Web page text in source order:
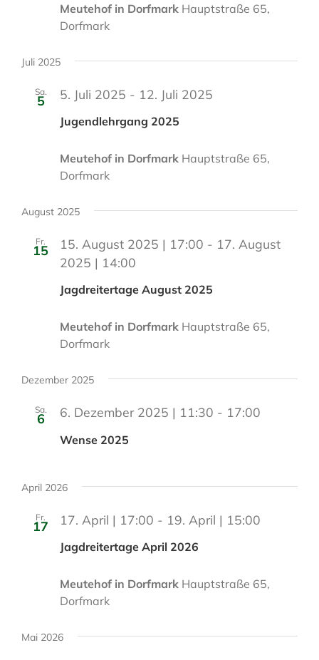
Meutehof in Dorfmark Hauptstraße 65,
Dorfmark
Juli 2025
Sa.
5
Jugendlehrgang 2025
5. Juli 2025 - 12. Juli 2025
Meutehof in Dorfmark Hauptstraße 65,
Dorfmark
August 2025
Fr.
15
Jagdreitertage August 2025
15. August 2025 | 17:00 - 17. August
2025 | 14:00
Meutehof in Dorfmark Hauptstraße 65,
Dorfmark
Dezember 2025
Sa.
6
Wense 2025
6. Dezember 2025 | 11:30 - 17:00
April 2026
Fr.
17
Jagdreitertage April 2026
17. April | 17:00 - 19. April | 15:00
Meutehof in Dorfmark Hauptstraße 65,
Dorfmark
Mai 2026